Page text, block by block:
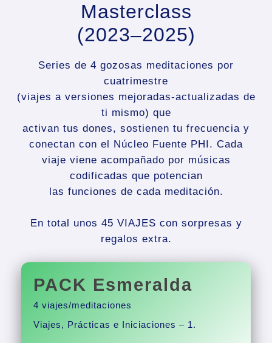
Masterclass
(2023–2025)
Series de 4 gozosas meditaciones por
cuatrimestre
(viajes a versiones mejoradas-actualizadas de
ti mismo) que
activan tus dones, sostienen tu frecuencia y
conectan con el Núcleo Fuente PHI. Cada
viaje viene acompañado por músicas
codificadas que potencian
las funciones de cada meditación.
En total unos 45 VIAJES con sorpresas y
regalos extra.
PACK Esmeralda
4 viajes/meditaciones
Viajes, Prácticas e Iniciaciones – 1.